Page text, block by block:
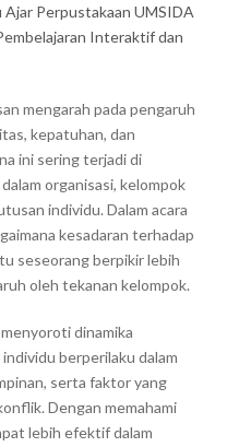
Ajar Perpustakaan UMSIDA
Interaktif dan
mengarah pada pengaruh
kepatuhan, dan
ini sering terjadi di
organisasi, kelompok
individu. Dalam acara
kesadaran terhadap
seseorang berpikir lebih
oleh tekanan kelompok.
dinamika
berperilaku dalam
serta faktor yang
Dengan memahami
lebih efektif dalam